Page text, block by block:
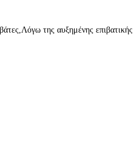
της αυξημένης επιβατικής